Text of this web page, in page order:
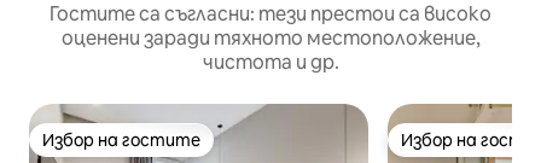
Гостите са съгласни: тези престои са високо
оценени заради тяхното местоположение,
чистота и др.
Избор на гостите
Избор на гостите Избор на
Избор на